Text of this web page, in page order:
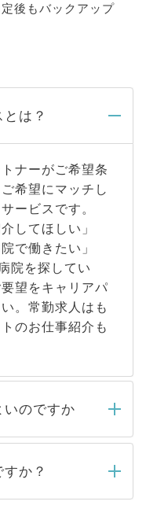
後もバックアップ
は？
ナーがご希望条
希望にマッチし
ービスです。
してほしい」
で働きたい」
院を探してい
望をキャリアパ
。常勤求人はも
のお仕事紹介も
いのですか
弊社担当者がご
メールもしくは
か？